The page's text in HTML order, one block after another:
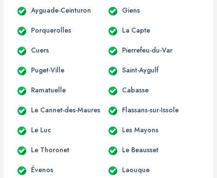
Ayguade-Ceinturon Giens
Porquerolles La Capte
Cuers Pierrefeu-du-Var
Puget-Ville Saint-Aygulf
Ramatuelle Cabasse
Le Cannet-des-Maures Flassans-sur-Issole
Le Luc Les Mayons
Le Thoronet Le Beausset
Évenos Laouque